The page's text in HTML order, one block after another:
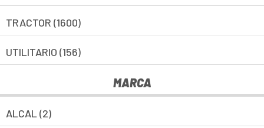
TRACTOR (1600)
UTILITARIO (156)
MARCA
ALCAL (2)